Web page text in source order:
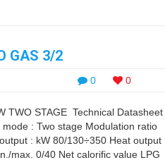
GAS 3/2
0 0
TWO STAGE Technical Datasheet
: Two stage Modulation ratio
: kW 80/130÷350 Heat output
max. 0/40 Net calorific value LPG